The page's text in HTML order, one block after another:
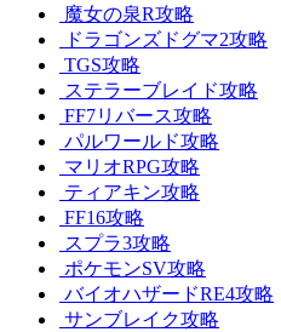
魔女の泉R攻略
ドラゴンズドグマ2攻略
TGS攻略
ステラーブレイド攻略
FF7リバース攻略
パルワールド攻略
マリオRPG攻略
ティアキン攻略
FF16攻略
スプラ3攻略
ポケモンSV攻略
バイオハザードRE4攻略
サンブレイク攻略